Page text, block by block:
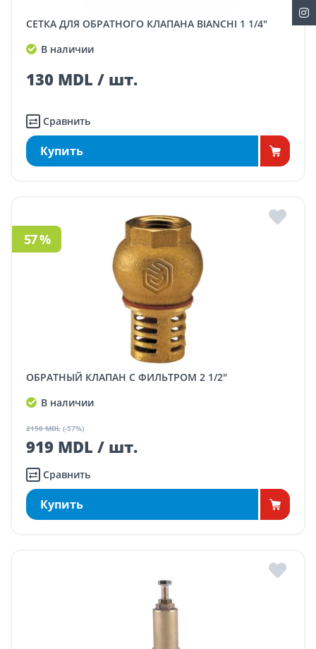
СЕТКА ДЛЯ ОБРАТНОГО КЛАПАНА BIANCHI 1 1/4"
В наличии
130 MDL / шт.
Сравнить
Купить
ОБРАТНЫЙ КЛАПАН С ФИЛЬТРОМ 2 1/2"
В наличии
2150 MDL (-57%)
919 MDL / шт.
57 %
Сравнить
Купить